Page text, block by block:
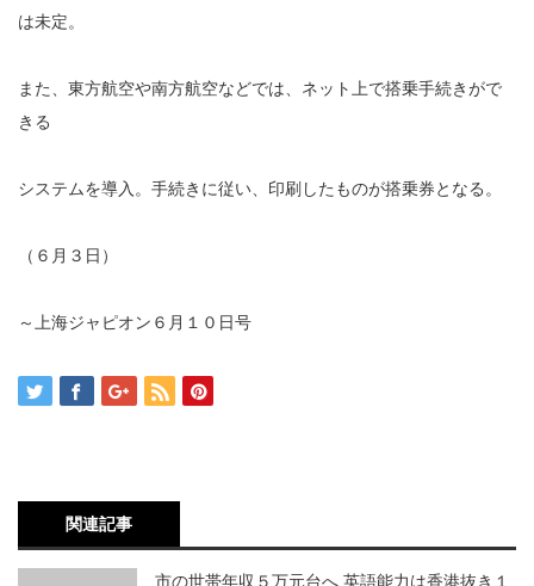
は未定。
また、東方航空や南方航空などでは、ネット上で搭乗手続きがで
きる
システムを導入。手続きに従い、印刷したものが搭乗券となる。
（６月３日）
～上海ジャピオン６月１０日号
関連記事
市の世帯年収５万元台へ 英語能力は香港抜き１